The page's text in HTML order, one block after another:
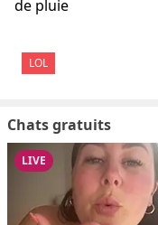
LOL
Chats gratuits